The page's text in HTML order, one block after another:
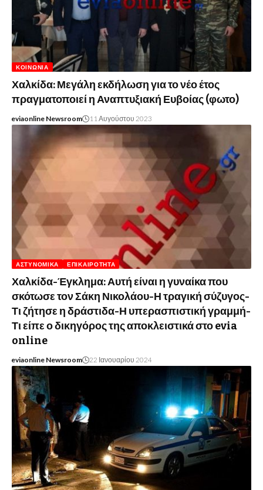
ΚΟΙΝΩΝΊΑ
Χαλκίδα: Μεγάλη εκδήλωση για το νέο έτος
πραγματοποιεί η Αναπτυξιακή Ευβοίας (φωτο)
eviaonline Newsroom 11 Αυγούστου 2023
ΑΣΤΥΝΟΜΙΚΆ ΕΠΙΚΑΙΡΌΤΗΤΑ
Χαλκίδα-Έγκλημα: Αυτή είναι η γυναίκα που
σκότωσε τον Σάκη Νικολάου-Η τραγική σύζυγος-
Τι ζήτησε η δράστιδα-Η υπερασπιστική γραμμή-
Τι είπε ο δικηγόρος της αποκλειστικά στο evia
online
eviaonline Newsroom 22 Ιανουαρίου 2024